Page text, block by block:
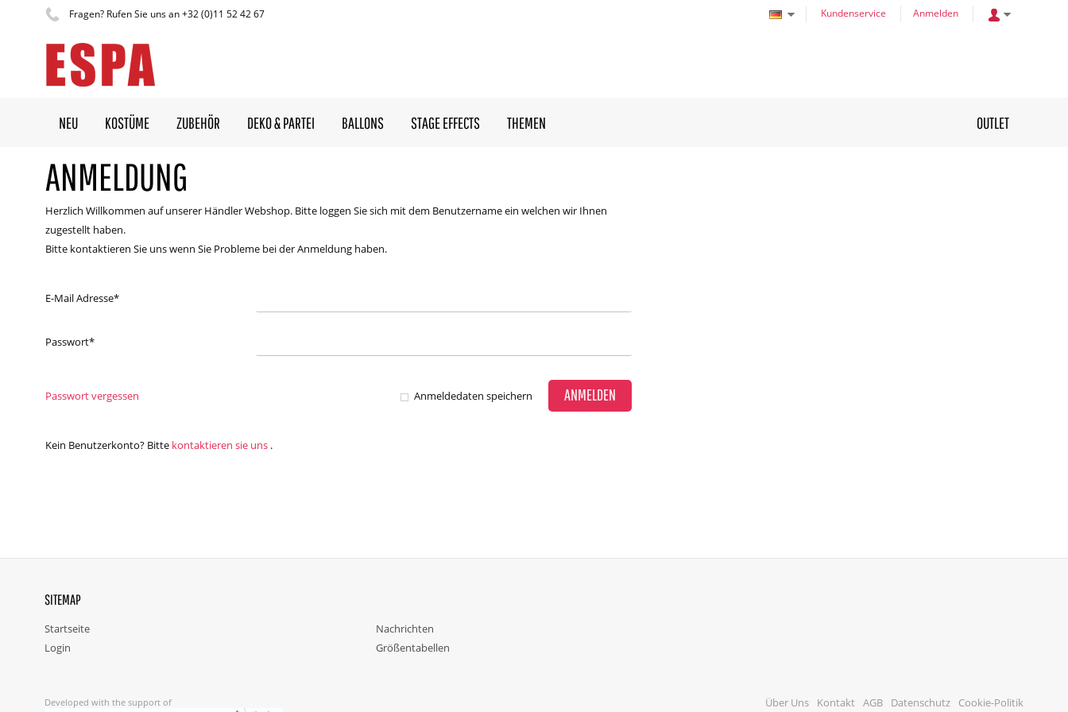
Fragen? Rufen Sie uns an +32 (0)11 52 42 67 Kundenservice Anmelden
NEU KOSTÜME ZUBEHÖR DEKO & PARTEI BALLONS STAGE EFFECTS THEMEN OUTLET
ANMELDUNG
Herzlich Willkommen auf unserer Händler Webshop. Bitte loggen Sie sich mit dem Benutzername ein welchen wir Ihnen
zugestellt haben.
Bitte kontaktieren Sie uns wenn Sie Probleme bei der Anmeldung haben.
E-Mail Adresse*
Passwort*
Passwort vergessen Anmeldedaten speichern ANMELDEN
Kein Benutzerkonto? Bitte kontaktieren sie uns .
SITEMAP
Startseite
Login
Nachrichten
Größentabellen
Developed with the support of Über Uns Kontakt AGB Datenschutz Cookie-Politik